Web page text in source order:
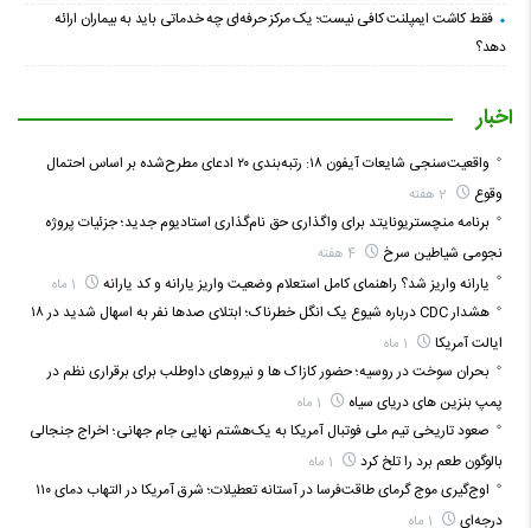
فقط کاشت ایمپلنت کافی نیست؛ یک مرکز حرفه‌ای چه خدماتی باید به بیماران ارائه
دهد؟
اخبار
واقعیت‌سنجی شایعات آیفون ۱۸: رتبه‌بندی ۲۰ ادعای مطرح‌شده بر اساس احتمال
وقوع
برنامه منچستریونایتد برای واگذاری حق نام‌گذاری استادیوم جدید؛ جزئیات پروژه
نجومی شیاطین سرخ
یارانه واریز شد؟ راهنمای کامل استعلام وضعیت واریز یارانه و کد یارانه
هشدار CDC درباره شیوع یک انگل خطرناک؛ ابتلای صدها نفر به اسهال شدید در ۱۸
ایالت آمریکا
بحران سوخت در روسیه؛ حضور کازاک‌ ها و نیروهای داوطلب برای برقراری نظم در
پمپ بنزین‌ های دریای سیاه
صعود تاریخی تیم ملی فوتبال آمریکا به یک‌هشتم نهایی جام جهانی؛ اخراج جنجالی
بالوگون طعم برد را تلخ کرد
اوج‌گیری موج گرمای طاقت‌فرسا در آستانه تعطیلات؛ شرق آمریکا در التهاب دمای ۱۱۰
درجه‌ای